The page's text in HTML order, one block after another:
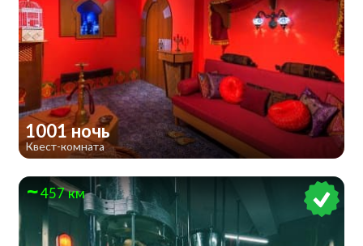
1001 ночь
Квест-комната
457 км